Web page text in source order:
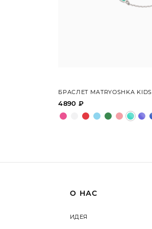
БРАСЛЕТ MATRYOSHKA KIDS
4890 ₽
О НАС
ИДЕЯ